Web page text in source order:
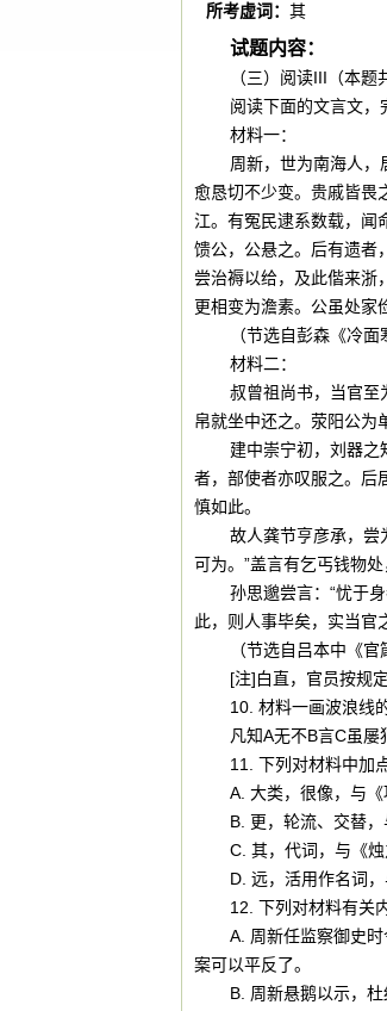
所考虚词： 其
试题内容：
（三）阅读III（本题
阅读下面的文言文，
材料一：
周新，世为南海人
愈恳切不少变。贵戚皆畏
江。有冤民逮系数载，闻
馈公，公悬之。后有遗者
尝治褥以给，及此偕来浙
更相变为澹素。公虽处家
（节选自彭森《冷面
材料二：
叔曾祖尚书，当官至
帛就坐中还之。荥阳公为
建中崇宁初，刘器之
者，部使者亦叹服之。后
慎如此。
故人龚节亨彦承，尝
可为。”盖言有乞丐钱物
孙思邈尝言：“忧于
此，则人事毕矣，实当官
（节选自吕本中《官
[注]白直，官员按规
10. 材料一画波浪线
凡知A无不B言C虽屡
11. 下列对材料中加
A. 大类，很像，与《
B. 更，轮流、交替，
C. 其，代词，与《烛
D. 远，活用作名词，
12. 下列对材料有关
A. 周新任监察御史
案可以平反了。
B. 周新悬鹅以示，